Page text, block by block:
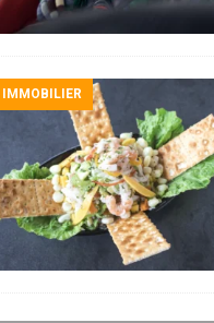
IMMOBILIER